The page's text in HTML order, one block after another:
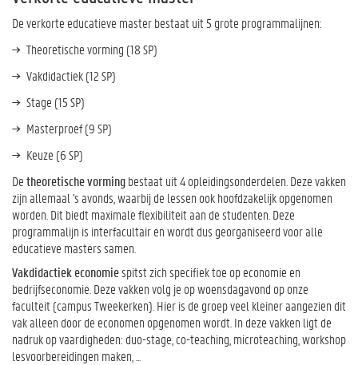
De verkorte educatieve master bestaat uit 5 grote programmalijnen:
Theoretische vorming (18 SP)
Vakdidactiek (12 SP)
Stage (15 SP)
Masterproef (9 SP)
Keuze (6 SP)
Detheoretische vormingbestaat uit 4 opleidingsonderdelen. Deze vakken
zijn allemaal 's avonds, waarbij de lessen ook hoofdzakelijk opgenomen
worden. Dit biedt maximale flexibiliteit aan de studenten. Deze
programmalijn is interfacultair en wordt dus georganiseerd voor alle
educatieve masters samen.
Vakdidactiek economiespitst zich specifiek toe op economie en
bedrijfseconomie. Deze vakken volg je op woensdagavond op onze
faculteit (campus Tweekerken). Hier is de groep veel kleiner aangezien dit
vak alleen door de economen opgenomen wordt. In deze vakken ligt de
nadruk op vaardigheden: duo-stage, co-teaching, microteaching, workshop
lesvoorbereidingen maken, ...